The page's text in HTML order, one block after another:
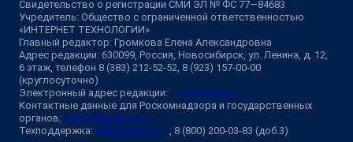
Свидетельство о регистрации СМИ ЭЛ № ФС 77—84683
Учредитель: Общество с ограниченной ответственностью
«ИНТЕРНЕТ ТЕХНОЛОГИИ»
Главный редактор: Громкова Елена Александровна
Адрес редакции: 630099, Россия, Новосибирск, ул. Ленина, д. 12,
6 этаж, телефон 8 (383) 212-52-52, 8 (923) 157-00-00
(круглосуточно)
Электронный адрес редакции: ngs@shkulev.ru
Контактные данные для Роскомнадзора и государственных
органов: juristnsk@shkulev.ru
Техподдержка: help@shkulev.ru , 8 (800) 200-03-83 (доб.3)